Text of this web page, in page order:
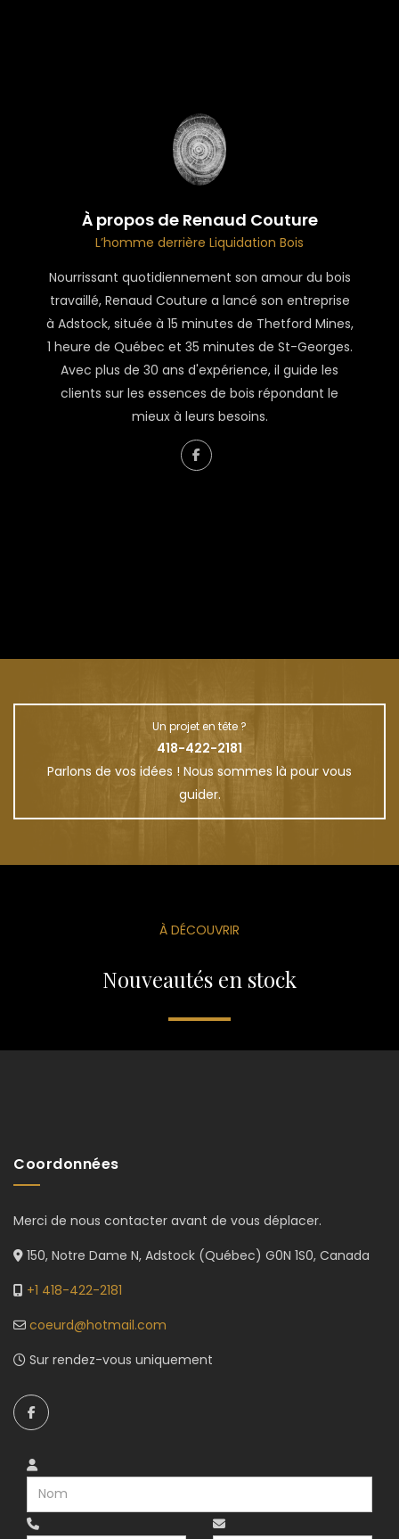
À propos de Renaud Couture
L’homme derrière Liquidation Bois
Nourrissant quotidiennement son amour du bois
travaillé, Renaud Couture a lancé son entreprise
à Adstock, située à 15 minutes de Thetford Mines,
1 heure de Québec et 35 minutes de St-Georges.
Avec plus de 30 ans d'expérience, il guide les
clients sur les essences de bois répondant le
mieux à leurs besoins.
Un projet en tête ?
418-422-2181
Parlons de vos idées ! Nous sommes là pour vous
guider.
À DÉCOUVRIR
Nouveautés en stock
Coordonnées
Merci de nous contacter avant de vous déplacer.
150, Notre Dame N, Adstock (Québec) G0N 1S0, Canada
+1 418-422-2181
coeurd@hotmail.com
Sur rendez-vous uniquement